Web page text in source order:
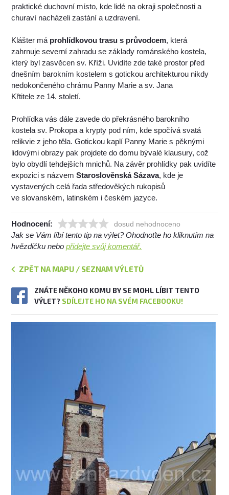
praktické duchovní místo, kde lidé na okraji společnosti a
churaví nacházeli zastání a uzdravení.
Klášter má prohlídkovou trasu s průvodcem, která
zahrnuje severní zahradu se základy románského kostela,
který byl zasvěcen sv. Kříži. Uvidíte zde také prostor před
dnešním barokním kostelem s gotickou architekturou nikdy
nedokončeného chrámu Panny Marie a sv. Jana
Křtitele ze 14. století.
Prohlídka vás dále zavede do překrásného barokního
kostela sv. Prokopa a krypty pod ním, kde spočívá svatá
relikvie z jeho těla. Gotickou kaplí Panny Marie s pěknými
lidovými obrazy pak projdete do domu bývalé klausury, což
bylo obydlí tehdejších mnichů. Na závěr prohlídky pak uvidíte
expozici s názvemStaroslověnská Sázava, kde je
vystavených celá řada středověkých rukopisů
ve slovanském, latinském i českém jazyce.
Hodnocení: dosud nehodnoceno
Jak se Vám líbí tento tip na výlet? Ohodnoťte ho kliknutím na
hvězdičku nebopřidejte svůj komentář.
ZPĚT NA MAPU / SEZNAM VÝLETŮ
ZNÁTE NĚKOHO KOMU BY SE MOHL LÍBIT TENTO
VÝLET? SDÍLEJTE HO NA SVÉM FACEBOOKU!